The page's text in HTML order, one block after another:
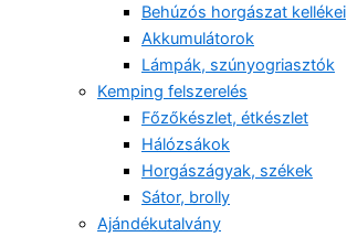
Behúzós horgászat kellékei
Akkumulátorok
Lámpák, szúnyogriasztók
Kemping felszerelés
Főzőkészlet, étkészlet
Hálózsákok
Horgászágyak, székek
Sátor, brolly
Ajándékutalvány